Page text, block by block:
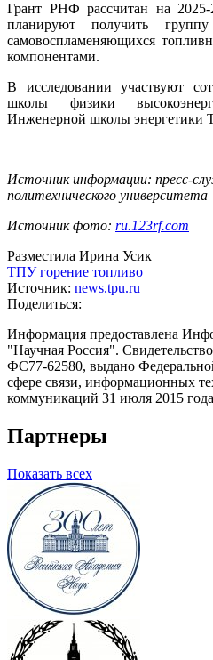
Грант РНФ рассчитан на
планируют получить
самовоспламеняющихся
компонентами.
В исследовании участвуют
школы физики
Инженерной школы энергетики
Источник информации: пресс-
политехнического университета
Источник фото: ru.123rf.com
Разместила Ирина Усик
ТПУ горение топливо
Источник: news.tpu.ru
Поделиться:
Информация предоставлена
"Научная Россия".
ФС77-62580, выдано
сфере связи, информационных
коммуникаций 31 июля 2015
Партнеры
Показать всех